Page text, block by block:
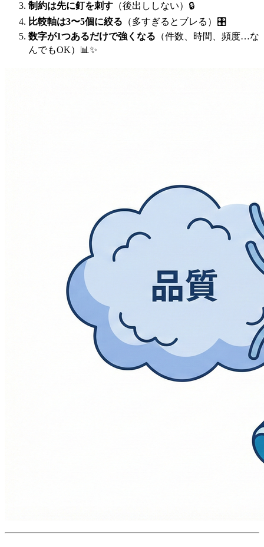
制約は先に釘を刺す （後出ししない）🔒
比較軸は3〜5個に絞る （多すぎるとブレる）🎛️
数字が1つあるだけで強くなる （件数、時間、頻度…な
んでもOK）📊✨